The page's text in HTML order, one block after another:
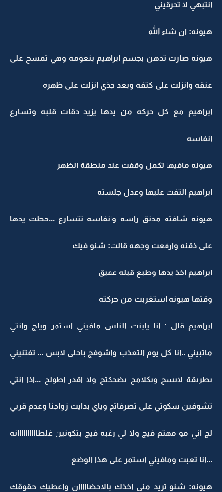
انتبهي لا تحرقيني
هيونه: ان شاء الله
هيونه صارت تدهن بجسم ابراهيم بنعومه وهي تمسح على
عنقه وانزلت على كتفه وبعد جذي انزلت على ظهره
ابراهيم مع كل حركه من يدها يزيد دقات قلبه وتسارع
انفاسه
هيونه مافيها تكمل وقفت عند منطقة الظهر
ابراهيم التفت عليها وعدل جلسته
هيونه شافته مدنق راسه وانفاسه تتسارع ...حطت يدها
على ذقنه وارفعت وجهه قالت: شنو فيك
ابراهيم اخذ يدها وطبع قبله عميق
وقتها هيونه استغربت من حركته
ابراهيم قال : انا يابنت الناس مافيني استمر وياج وانتي
ماتبيني ..انا كل يوم التعذب واشوفج باحلى لابس ... تفتنيني
بطريقة لابسج وبكلامج بضحكتج ولا اقدر اطولج ...اذا انتي
تشوفين سكوتي على تصرفاتج وياي بدايت زواجنا وعدم قربي
لج اني مو مهتم فيج ولا لي رغبه فيج بتكونين غلطاااااااااانه
...انا تعبت ومافيني استمر على هذا الوضع
هيونه: شنو تريد مني اخذك بالاحضااااان واعطيك حقوقك